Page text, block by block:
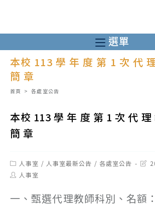
至
主
選單
本校 113 學 年 度 第 1 次 代
簡 章
首頁 > 各處室公告
本校 113 學 年 度 第 1 次 代 理
簡 章
Post
category:
人事室 / 人事室最新公告 / 各處室公告
Post
Post人事室
一、甄選代理教師科別、名額